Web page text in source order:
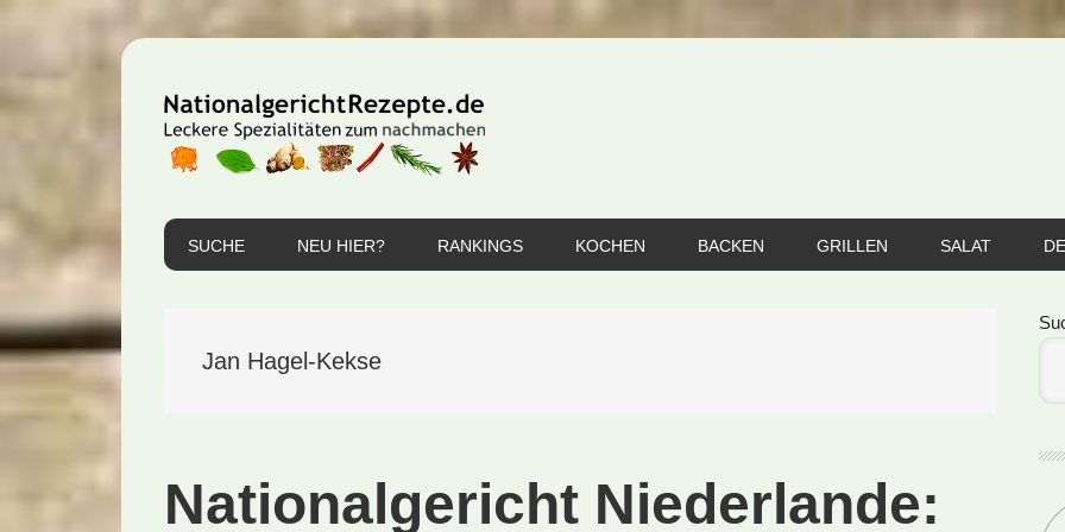
Hauptnavigation
SUCHE NEU HIER? RANKINGS KOCHEN BACKEN GRILLEN SALAT
Jan Hagel-Kekse
Nationalgericht Niederlande: